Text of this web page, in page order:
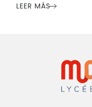
LEER MÁS